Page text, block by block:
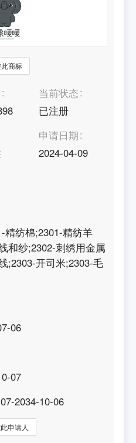
商标
当前状态
已注册
申请日期
2024-04-09
精纺棉;2301-精纺羊
和纱;2302-刺绣用金属
;2303-开司米;2303-毛
06
07
2034-10-06
申请人